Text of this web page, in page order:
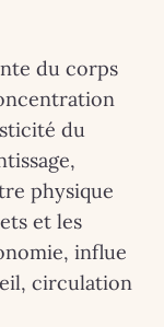
du corps
du
physique
et les
influe
circulation